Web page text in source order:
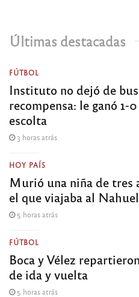
Últimas destacadas
FÚTBOL
Instituto no dejó de
recompensa: le ganó
escolta
3 horas atrás
HOY PAÍS
Murió una niña de tres
el que viajaba al
5 horas atrás
FÚTBOL
Boca y Vélez
de ida y vuelta
5 horas atrás